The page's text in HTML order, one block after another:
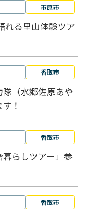
市原市
れる里山体験ツア
香取市
隊（水郷佐原あや
！
香取市
暮らしツアー」参
香取市